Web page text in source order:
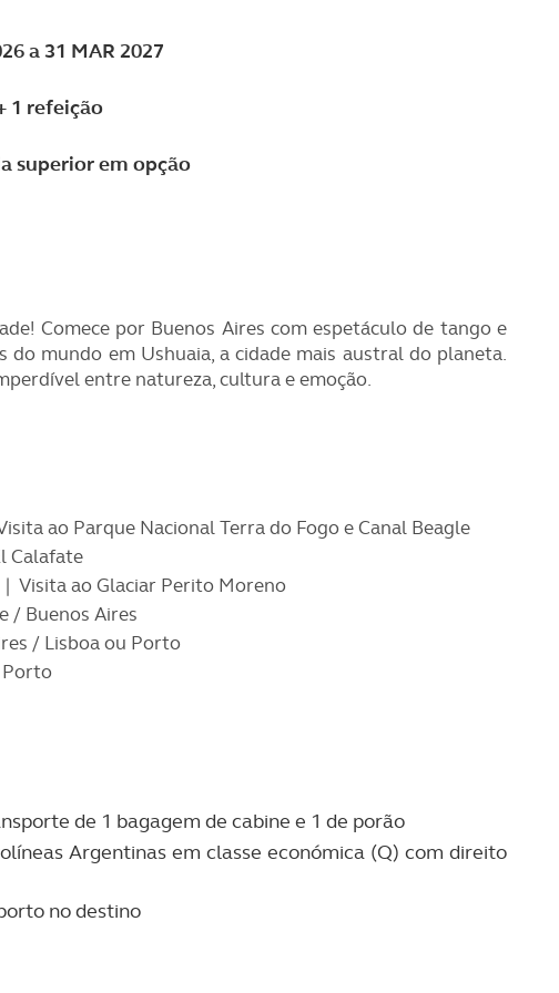
a 31 MAR 2027
1 refeição
superior em opção
Comece por Buenos Aires com espetáculo de tango e
mundo em Ushuaia, a cidade mais austral do planeta.
entre natureza, cultura e emoção.
ao Parque Nacional Terra do Fogo e Canal Beagle
Calafate
Visita ao Glaciar Perito Moreno
/ Buenos Aires
/ Lisboa ou Porto
Porto
de 1 bagagem de cabine e 1 de porão
Argentinas em classe económica (Q) com direito
no destino